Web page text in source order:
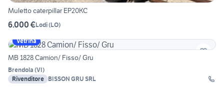
Muletto caterpillar EP20KC
6.000 €Lodi(LO)
Vetrina
MB 1828 Camion/ Fisso/ Gru
Brendola (VI)
Rivenditore BISSON GRU SRL